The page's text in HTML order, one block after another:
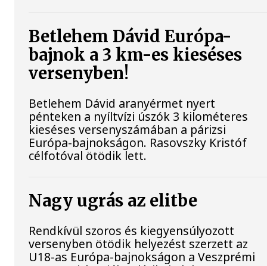
Betlehem Dávid Európa-
bajnok a 3 km-es kieséses
versenyben!
Betlehem Dávid aranyérmet nyert
pénteken a nyíltvízi úszók 3 kilométeres
kieséses versenyszámában a párizsi
Európa-bajnokságon. Rasovszky Kristóf
célfotóval ötödik lett.
Nagy ugrás az elitbe
Rendkívül szoros és kiegyensúlyozott
versenyben ötödik helyezést szerzett az
U18-as Európa-bajnokságon a Veszprémi